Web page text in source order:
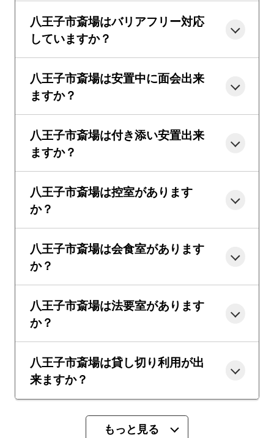
八王子市斎場はバリアフリー対応
していますか？
八王子市斎場は安置中に面会出来
ますか？
八王子市斎場は付き添い安置出来
ますか？
八王子市斎場は控室があります
か？
八王子市斎場は会食室があります
か？
八王子市斎場は法要室があります
か？
八王子市斎場は貸し切り利用が出
来ますか？
もっと見る